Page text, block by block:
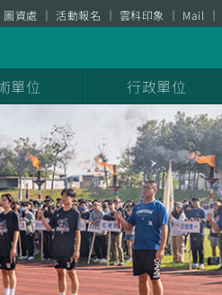
圖資處 活動報名 雲科印象 Mail
單位 行政單位